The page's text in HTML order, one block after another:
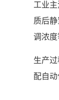
工业
质后
调浓度
生产
配自动